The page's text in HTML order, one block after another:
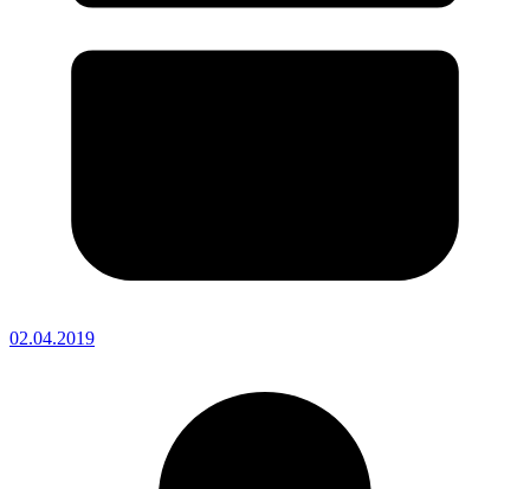
02.04.2019